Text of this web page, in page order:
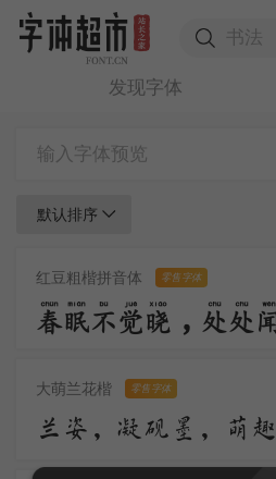
发现字体
默认排序
红豆粗楷拼音体 零售字体
大萌兰花楷 零售字体